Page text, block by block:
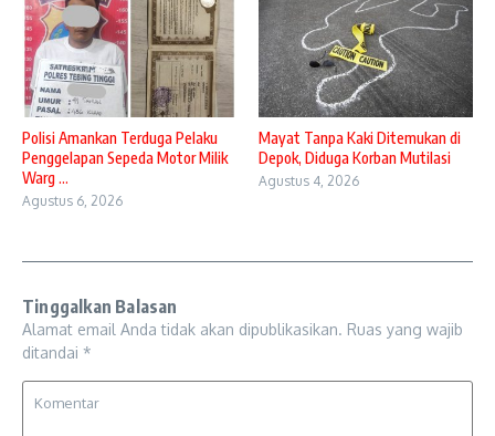
Polisi Amankan Terduga Pelaku
Penggelapan Sepeda Motor Milik
Warg ...
Agustus 6, 2026
Mayat Tanpa Kaki Ditemukan di
Depok, Diduga Korban Mutilasi
Agustus 4, 2026
Tinggalkan Balasan
Alamat email Anda tidak akan dipublikasikan. Ruas yang wajib
ditandai *